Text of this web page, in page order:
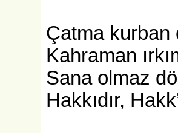
Çatma kurban
Kahraman
Sana olmaz
Hakkıdır,